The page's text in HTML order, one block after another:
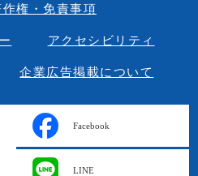
作権・免責事項
アクセシビリティ
企業広告掲載について
Facebook
LINE